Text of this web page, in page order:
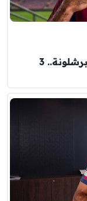
عاجل : رودري يوافق على الانتقال الى برشلونة.. 3